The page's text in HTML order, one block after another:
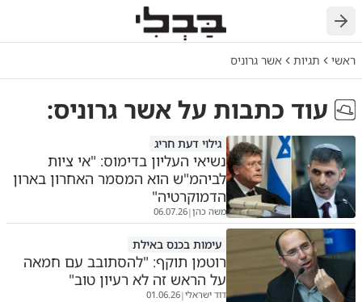
חזרה
ראשי תגיות אשר גרוניס
עוד כתבות עלאשר גרוניס:
גילוי דעת חריג
נשיאי העליון בדימוס: "אי ציות
לביהמ"ש הוא המסמר האחרון בארון
הדמוקרטיה"
משה כהן|
06.07.26
עימות בכנס באילת
רוטמן תוקף: "להסתובב עם חמאה
על הראש זה לא רעיון טוב"
דוד ישראלי|
01.06.26